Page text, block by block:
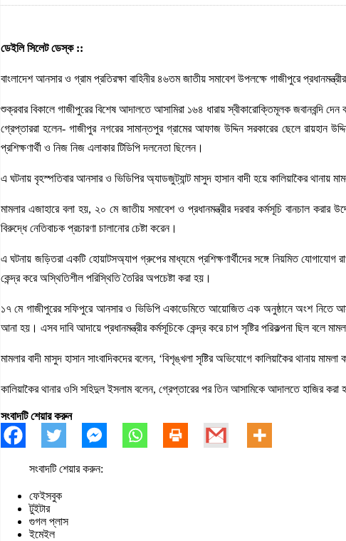
ডেইলি সিলেট ডেস্ক ::
বাংলাদেশ আনসার ও গ্রাম প্রতিরক্ষা বাহিনীর ৪৬তম জাতীয় সমাবেশ উপলক্ষে গাজীপুরে
শুক্রবার বিকালে গাজীপুরের বিশেষ আদালতে আসামিরা ১৬৪ ধারায় স্বীকারোক্তিমূলক জবানবন্দি
গ্রেপ্তাররা হলেন- গাজীপুর নগরের সামান্তপুর গ্রামের আফাজ উদ্দিন সরকারের ছেলে
প্রশিক্ষণার্থী ও নিজ নিজ এলাকার টিডিপি দলনেতা ছিলেন।
এ ঘটনায় বৃহস্পতিবার আনসার ও ভিডিপির অ্যাডজুট্যান্ট মাসুদ হাসান বাদী হয়ে কালিয়াকৈর থানায়
মামলার এজাহারে বলা হয়, ২০ মে জাতীয় সমাবেশ ও প্রধানমন্ত্রীর দরবার কর্মসূচি বানচাল করার
বিরুদ্ধে নেতিবাচক প্রচারণা চালানোর চেষ্টা করেন।
এ ঘটনায় জড়িতরা একটি হোয়াটসঅ্যাপ গ্রুপের মাধ্যমে প্রশিক্ষণার্থীদের সঙ্গে নিয়মিত যোগাযোগ
কেন্দ্র করে অস্থিতিশীল পরিস্থিতি তৈরির অপচেষ্টা করা হয়।
১৭ মে গাজীপুরের সফিপুরে আনসার ও ভিডিপি একাডেমিতে আয়োজিত এক অনুষ্ঠানে অংশ নিতে
আনা হয়। এসব দাবি আদায়ে প্রধানমন্ত্রীর কর্মসূচিকে কেন্দ্র করে চাপ সৃষ্টির পরিকল্পনা ছিল বলে
মামলার বাদী মাসুদ হাসান সাংবাদিকদের বলেন, ‘বিশৃঙ্খলা সৃষ্টির অভিযোগে কালিয়াকৈর থানায়
কালিয়াকৈর থানার ওসি সহিদুল ইসলাম বলেন, গ্রেপ্তারের পর তিন আসামিকে আদালতে হাজির করা
সংবাদটি শেয়ার করুন
সংবাদটি শেয়ার করুন:
ফেইসবুক
টুইটার
গুগল প্লাস
ইমেইল